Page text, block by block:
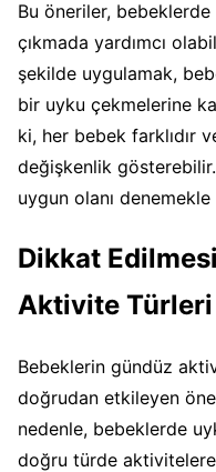
Bu öneriler,
çıkmada yardımcı
şekilde uygulamak,
bir uyku çekmelerine
ki, her bebek farklıdır
değişkenlik
uygun olanı
Dikkat
Aktivite Türleri
Bebeklerin gündüz
doğrudan etkileyen
nedenle, bebeklerde
doğru türde